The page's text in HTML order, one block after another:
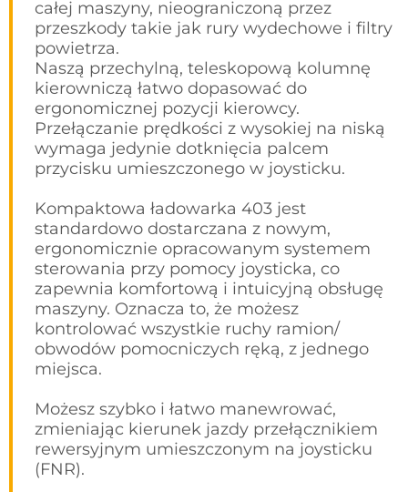
całej maszyny, nieograniczoną przez
przeszkody takie jak rury wydechowe i filtry
powietrza.
Naszą przechylną, teleskopową kolumnę
kierowniczą łatwo dopasować do
ergonomicznej pozycji kierowcy.
Przełączanie prędkości z wysokiej na niską
wymaga jedynie dotknięcia palcem
przycisku umieszczonego w joysticku.
Kompaktowa ładowarka 403 jest
standardowo dostarczana z nowym,
ergonomicznie opracowanym systemem
sterowania przy pomocy joysticka, co
zapewnia komfortową i intuicyjną obsługę
maszyny. Oznacza to, że możesz
kontrolować wszystkie ruchy ramion/
obwodów pomocniczych ręką, z jednego
miejsca.
Możesz szybko i łatwo manewrować,
zmieniając kierunek jazdy przełącznikiem
rewersyjnym umieszczonym na joysticku
(FNR).